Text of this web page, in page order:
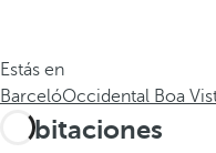
Estás en
BarcelóOccidental Boa
Habitaciones